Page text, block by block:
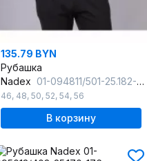
135.79 BYN
Рубашка
Nadex 01-094811/501-25.182-188
46, 48, 50, 52, 54, 56
В корзину